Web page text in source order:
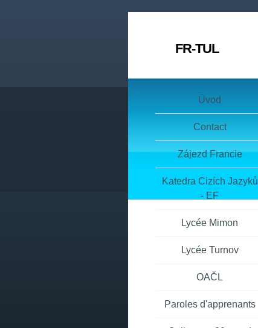
FR-TUL
Úvod
Contact
Zájezd Francie
Katedra Cizích Jazyků
- EF
Lycée Mimon
Lycée Turnov
OAČL
Paroles d'apprenants